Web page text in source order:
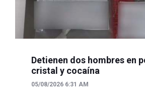
Detienen dos hombres en
cristal y cocaína
05/08/2026 6:31 AM